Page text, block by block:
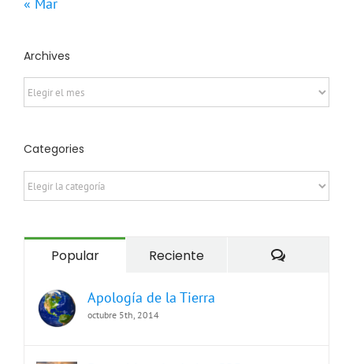
« Mar
Archives
Archives
Categories
Categories
Popular Reciente
Apología de la Tierra
octubre 5th, 2014